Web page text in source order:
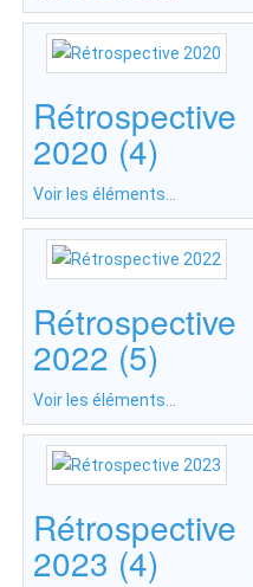
Rétrospective
2020 (4)
Voir les éléments...
Rétrospective
2022 (5)
Voir les éléments...
Rétrospective
2023 (4)